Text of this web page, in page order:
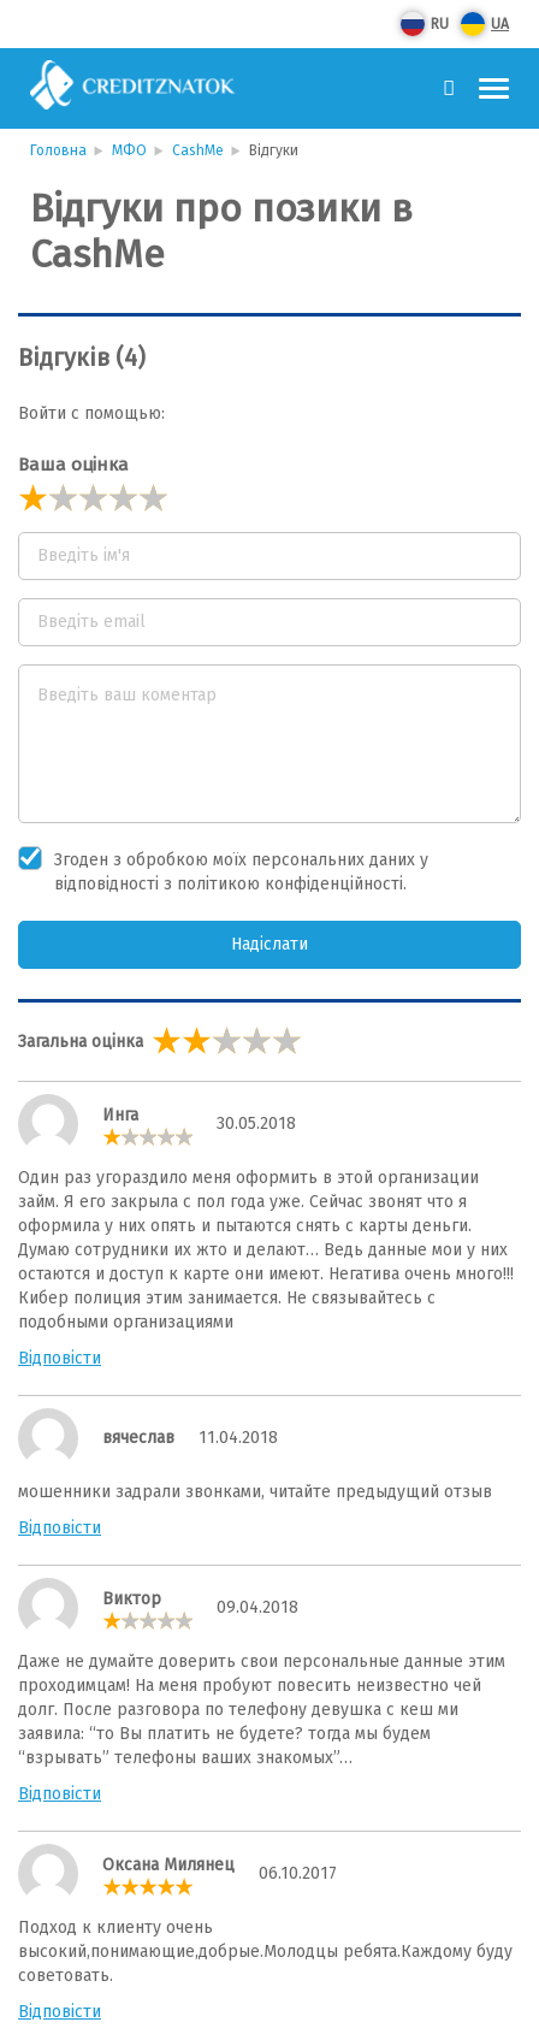
RU UA
Головна МФО CashMe Відгуки
Відгуки про позики в
CashMe
Відгуків (4)
Войти с помощью:
Ваша оцінка
Згоден з обробкою моїх персональних даних у
відповідності з політикою конфіденційності.
Надіслати
Загальна оцінка
Инга 30.05.2018
Один раз угораздило меня оформить в этой организации
займ. Я его закрыла с пол года уже. Сейчас звонят что я
оформила у них опять и пытаются снять с карты деньги.
Думаю сотрудники их жто и делают… Ведь данные мои у них
остаются и доступ к карте они имеют. Негатива очень много!!!
Кибер полиция этим занимается. Не связывайтесь с
подобными организациями
Відповісти
вячеслав 11.04.2018
мошенники задрали звонками, читайте предыдущий отзыв
Відповісти
Виктор 09.04.2018
Даже не думайте доверить свои персональные данные этим
проходимцам! На меня пробуют повесить неизвестно чей
долг. После разговора по телефону девушка с кеш ми
заявила: “то Вы платить не будете? тогда мы будем
“взрывать” телефоны ваших знакомых”…
Відповісти
Оксана Милянец 06.10.2017
Подход к клиенту очень
высокий,понимающие,добрые.Молодцы ребята.Каждому буду
советовать.
Відповісти